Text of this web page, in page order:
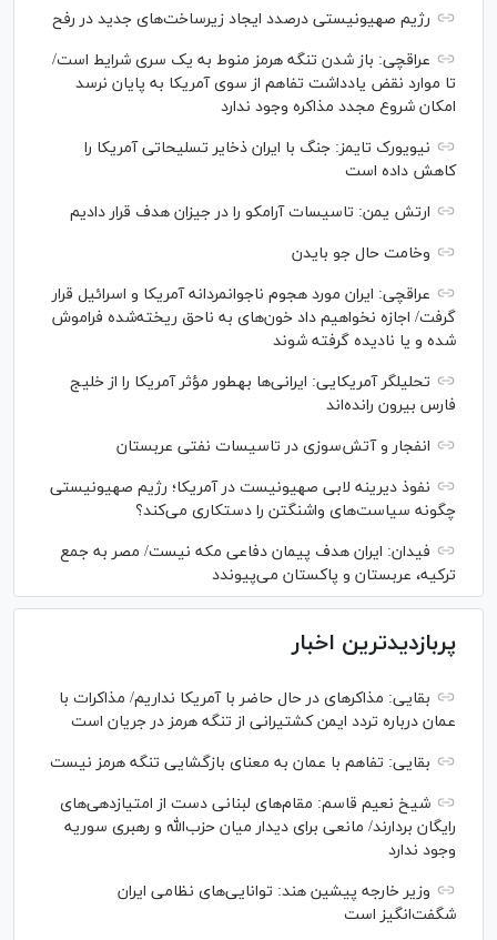
رژیم صهیونیستی درصدد ایجاد زیرساخت‌های جدید در رفح
عراقچی: باز شدن تنگه هرمز منوط به یک سری شرایط است/
تا موارد نقض یادداشت تفاهم از سوی آمریکا به پایان نرسد
امکان شروع مجدد مذاکره وجود ندارد
نیویورک تایمز: جنگ با ایران ذخایر تسلیحاتی آمریکا را
کاهش داده است
ارتش یمن: تاسیسات آرامکو را در جیزان هدف قرار دادیم
وخامت حال جو بایدن
عراقچی: ایران مورد هجوم ناجوانمردانه آمریکا و اسرائیل قرار
گرفت/ اجازه نخواهیم داد خون‌های به ناحق ریخته‌شده فراموش
شده و یا نادیده گرفته شوند
تحلیلگر آمریکایی: ایرانی‌ها به‎طور مؤثر آمریکا را از خلیج
فارس بیرون رانده‌اند
انفجار و آتش‌سوزی در تاسیسات نفتی عربستان
نفوذ دیرینه لابی صهیونیست در آمریکا؛ رژیم صهیونیستی
چگونه سیاست‌های واشنگتن را دستکاری می‌کند؟
فیدان: ایران هدف پیمان دفاعی مکه نیست/ مصر به جمع
ترکیه، عربستان و پاکستان می‌پیوندد
پربازدیدترین اخبار
بقایی: مذاکره‎ای در حال حاضر با آمریکا نداریم/ مذاکرات با
عمان درباره تردد ایمن کشتیرانی از تنگه هرمز در جریان است
بقایی: تفاهم با عمان به معنای بازگشایی تنگه هرمز نیست
شیخ نعیم قاسم: مقام‌های لبنانی دست از امتیازدهی‌های
رایگان بردارند/ مانعی برای دیدار میان حزب‌الله و رهبری سوریه
وجود ندارد
وزیر خارجه پیشین هند: توانایی‌های نظامی ایران
شگفت‌انگیز است